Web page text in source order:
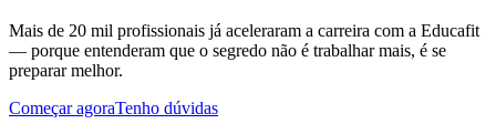
Mais de 20 mil profissionais já aceleraram a carreira com a Educafit
— porque entenderam que o segredo não é trabalhar mais, é se
preparar melhor.
Começar agoraTenho dúvidas